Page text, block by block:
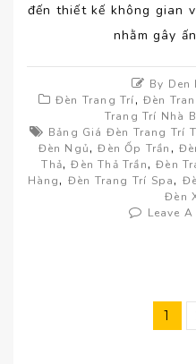
đến thiết kế không gian
nhằm gây
By Den
Đèn Trang Trí,Đèn
Trang Trí Nhà
Bảng Giá Đèn Trang Trí
Đèn Ngủ,Đèn Ốp Trần ,
Thả,Đèn Thả Trần,Đèn
Hàng, Đèn Trang Trí Spa,
Đèn
Leave
1